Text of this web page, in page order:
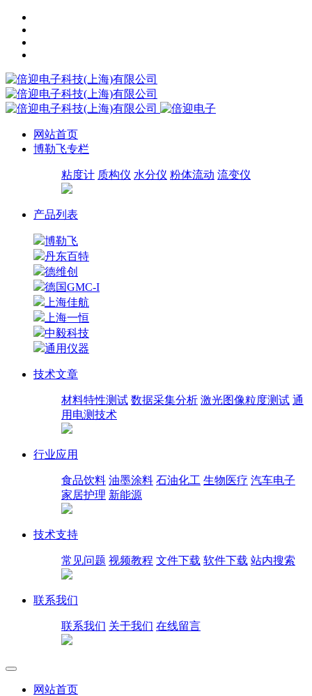
网站首页
博勒飞专栏
粘度计 质构仪 水分仪 粉体流动 流变仪
产品列表
博勒飞
丹东百特
德维创
德国GMC-I
上海佳航
上海一恒
中毅科技
通用仪器
技术文章
材料特性测试 数据采集分析 激光图像粒度测试 通
用电测技术
行业应用
食品饮料 油墨涂料 石油化工 生物医疗 汽车电子
家居护理 新能源
技术支持
常见问题 视频教程 文件下载 软件下载 站内搜索
联系我们
联系我们 关于我们 在线留言
网站首页